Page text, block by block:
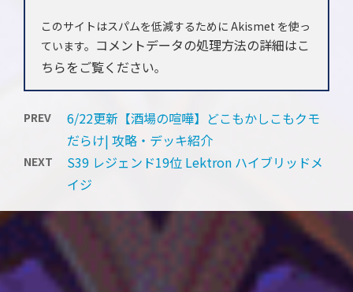
このサイトはスパムを低減するために Akismet を使っ
ています。 コメントデータの処理方法の詳細はこ
ちらをご覧ください。
PREV
6/22更新【酒場の喧嘩】どこもかしこもクモ
だらけ| 攻略・デッキ紹介
NEXT
S39 レジェンド19位 Lektron ハイブリッドメ
イジ